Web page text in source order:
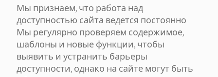
Мы признаем, что работа над
доступностью сайта ведется постоянно.
Мы регулярно проверяем содержимое,
шаблоны и новые функции, чтобы
выявить и устранить барьеры
доступности, однако на сайте могут быть